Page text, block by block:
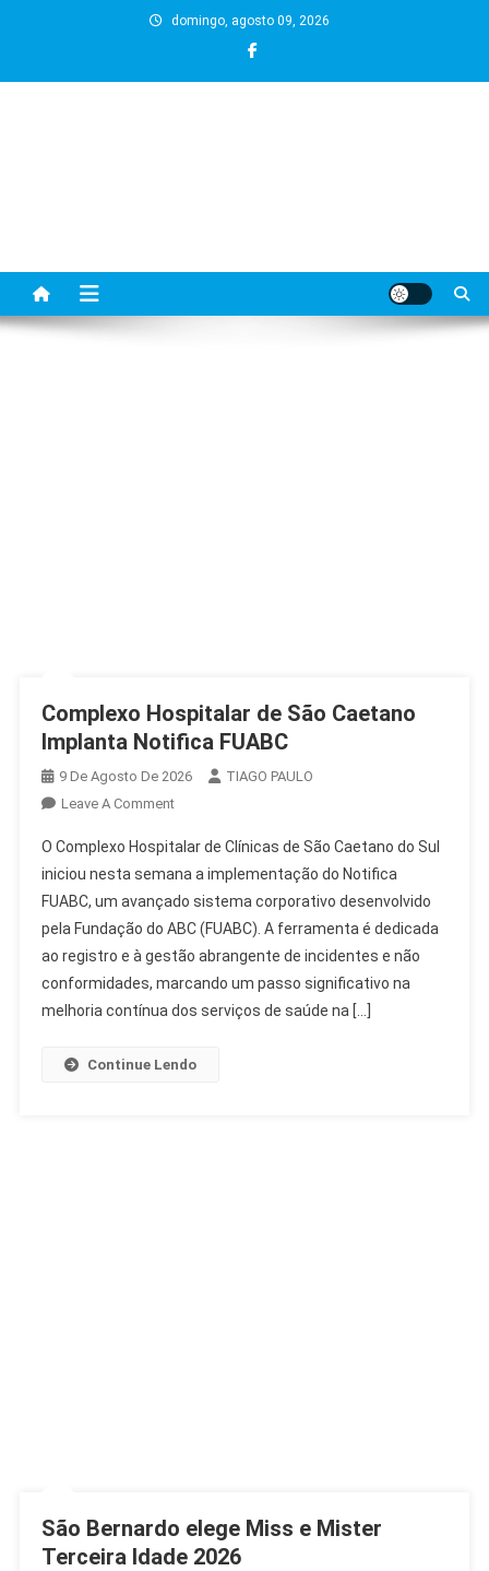
domingo, agosto 09, 2026
Complexo Hospitalar de São Caetano
Implanta Notifica FUABC
9 De Agosto De 2026
TIAGO PAULO
Leave A CommentOn
Hospitalar
De
São
Caetano
Implanta
Notifica
FUABC
O Complexo Hospitalar de Clínicas de São Caetano do Sul
iniciou nesta semana a implementação do Notifica
FUABC, um avançado sistema corporativo desenvolvido
pela Fundação do ABC (FUABC). A ferramenta é dedicada
ao registro e à gestão abrangente de incidentes e não
conformidades, marcando um passo significativo na
melhoria contínua dos serviços de saúde na […]
Continue Lendo
São Bernardo elege Miss e Mister
Terceira Idade 2026